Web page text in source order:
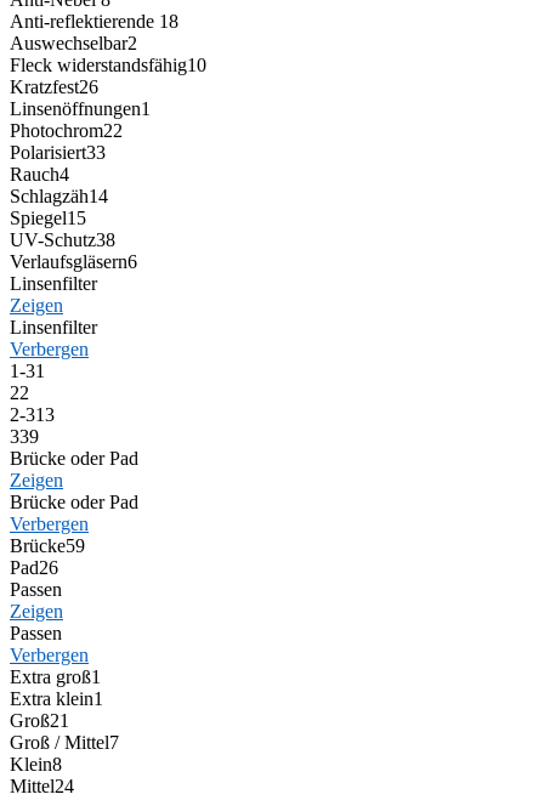
Anti-reflektierende 18
Auswechselbar2
Fleck widerstandsfähig10
Kratzfest26
Linsenöffnungen1
Photochrom22
Polarisiert33
Rauch4
Schlagzäh14
Spiegel15
UV-Schutz38
Verlaufsgläsern6
Linsenfilter
Zeigen
Linsenfilter
Verbergen
1-31
22
2-313
339
Brücke oder Pad
Zeigen
Brücke oder Pad
Verbergen
Brücke59
Pad26
Passen
Zeigen
Passen
Verbergen
Extra groß1
Extra klein1
Groß21
Groß / Mittel7
Klein8
Mittel24